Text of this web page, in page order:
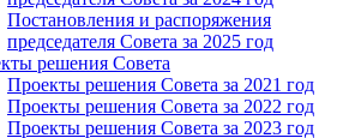
Постановления и распоряжения
председателя Cовета за 2025 год
решения Cовета
Проекты решения Совета за 2021 год
Проекты решения Совета за 2022 год
Проекты решения Cовета за 2023 год